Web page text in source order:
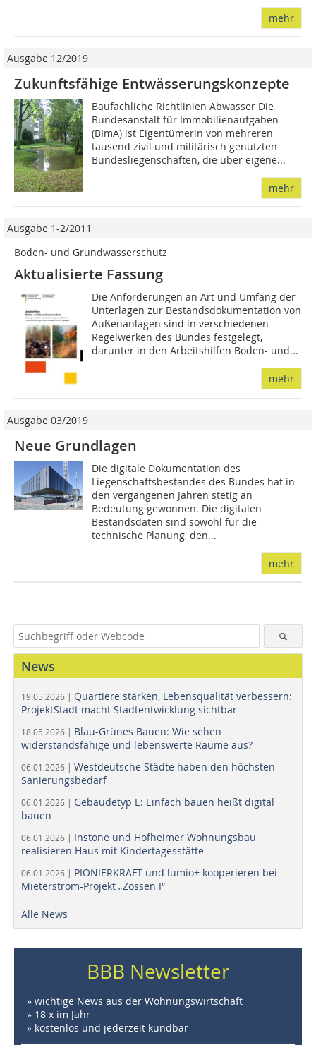
mehr
Ausgabe 12/2019
Zukunftsfähige Entwässerungskonzepte
Baufachliche Richtlinien Abwasser Die
Bundesanstalt für Immobilienaufgaben
(BImA) ist Eigentümerin von mehreren
tausend zivil und militärisch genutzten
Bundesliegenschaften, die über eigene...
mehr
Ausgabe 1-2/2011
Boden- und Grundwasserschutz
Aktualisierte Fassung
Die Anforderungen an Art und Umfang der
Unterlagen zur Be­­standsdokumentation von
Außen­­anlagen sind in verschiedenen
Regelwerken des Bundes festgelegt,
darunter in den Arbeitshilfen Boden- und...
mehr
Ausgabe 03/2019
Neue Grundlagen
Die digitale Dokumentation des
Liegenschaftsbestandes des Bundes hat in
den vergangenen Jahren stetig an
Bedeutung gewonnen. Die digitalen
Bestandsdaten sind sowohl für die
technische Planung, den...
mehr
News
19.05.2026 | Quartiere stärken, Lebensqualität verbessern:
ProjektStadt macht Stadtentwicklung sichtbar
18.05.2026 | Blau-Grünes Bauen: Wie sehen
widerstandsfähige und lebenswerte Räume aus?
06.01.2026 | Westdeutsche Städte haben den höchsten
Sanierungsbedarf
06.01.2026 | Gebäudetyp E: Einfach bauen heißt digital
bauen
06.01.2026 | Instone und Hofheimer Wohnungsbau
realisieren Haus mit Kindertagesstätte
06.01.2026 | PIONIERKRAFT und lumio+ kooperieren bei
Mieterstrom-Projekt „Zossen I“
Alle News
BBB Newsletter
» wichtige News aus der Wohnungswirtschaft
» 18 x im Jahr
» kostenlos und jederzeit kündbar